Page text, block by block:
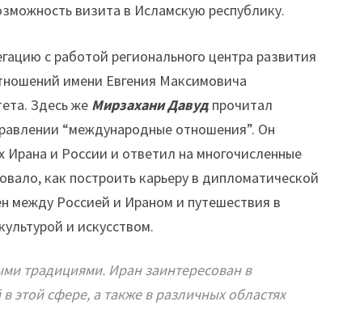
визита в Исламскую республику.
с работой регионального центра развития
имени Евгения Максимовича
Здесь же Мирзахани Давуд прочитал
“международные отношения”. Он
и России и ответил на многочисленные
как построить карьеру в дипломатической
между Россией и Ираном и путешествия в
и искусством.
традициями. Иран заинтересован в
этой сфере, а также в различных областях